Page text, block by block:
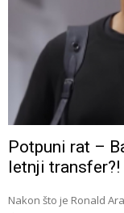
Potpuni rat –
letnji transfer?!
Nakon što je Ronald